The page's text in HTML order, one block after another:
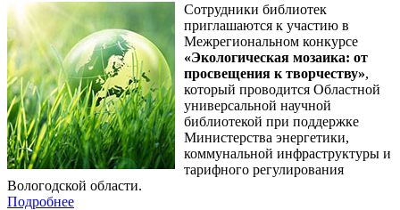
Сотрудники библиотек
приглашаются к участию в
Межрегиональном конкурсе
«Экологическая мозаика: от
просвещения к творчеству»,
который проводится Областной
универсальной научной
библиотекой при поддержке
Министерства энергетики,
коммунальной инфраструктуры и
тарифного регулирования
Вологодской области.
Подробнее